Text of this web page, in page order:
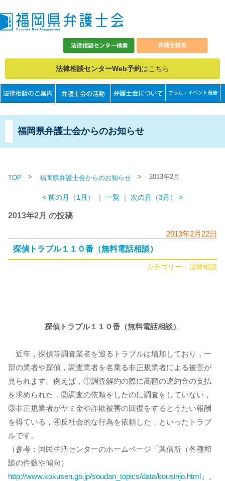
法律相談センターWeb予約はこちら
福岡県弁護士会からのお知らせ
TOP > 福岡県弁護士会からのお知らせ > 2013年2月
< 前の月（1月） ｜ 一覧 ｜ 次の月（3月） >
2013年2月 の投稿
2013年2月22日
探偵トラブル１１０番（無料電話相談）
カテゴリー： 法律相談
探偵トラブル１１０番（無料電話相談）
近年，探偵等調査業者を巡るトラブルは増加しており，一
部の業者や探偵，調査業者を名乗る非正規業者による被害が
見られます。例えば，①調査解約の際に高額の違約金の支払
を求められた，②調査の依頼をしたのに調査をしていない，
③非正規業者がヤミ金や詐欺被害の回復をするとうたい報酬
を得ている，④反社会的な行為を依頼した，といったトラブ
ルです。
（参考：国民生活センターのホームページ「興信所（各種相
談の件数や傾向）
http://www.kokusen.go.jp/soudan_topics/data/kousinjo.html 」。